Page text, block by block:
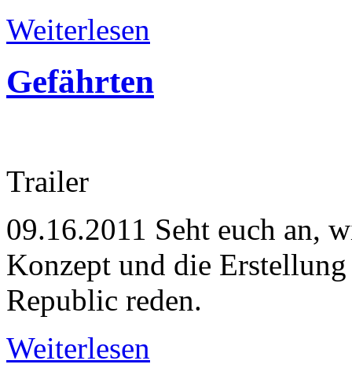
Weiterlesen
Gefährten
Trailer
09.16.2011 Seht euch an,
Konzept und die
Republic reden.
Weiterlesen